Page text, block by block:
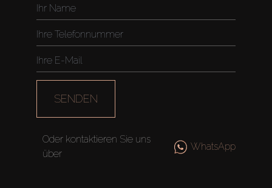
SENDEN
Oder kontaktieren Sie uns
über
WhatsApp